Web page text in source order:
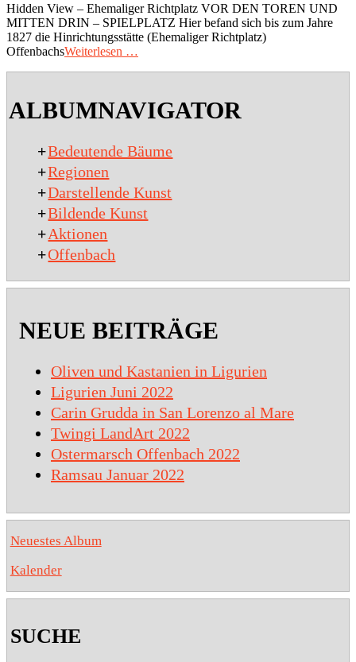
2018-
07-
07
Hidden View – Ehemaliger Richtplatz VOR DEN TOREN UND
MITTEN DRIN – SPIELPLATZ Hier befand sich bis zum Jahre
1827 die Hinrichtungsstätte (Ehemaliger Richtplatz)
OffenbachsWeiterlesen …
ALBUMNAVIGATOR
+Bedeutende Bäume
+Regionen
+Darstellende Kunst
+Bildende Kunst
+Aktionen
+Offenbach
NEUE BEITRÄGE
Oliven und Kastanien in Ligurien
Ligurien Juni 2022
Carin Grudda in San Lorenzo al Mare
Twingi LandArt 2022
Ostermarsch Offenbach 2022
Ramsau Januar 2022
Neuestes Album
Kalender
SUCHE